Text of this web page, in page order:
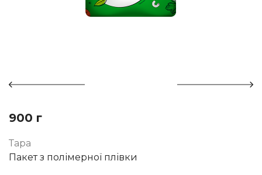
900 г
Тара
Пакет з полімерної плівки